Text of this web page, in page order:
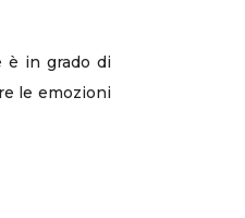
è in grado di
le emozioni